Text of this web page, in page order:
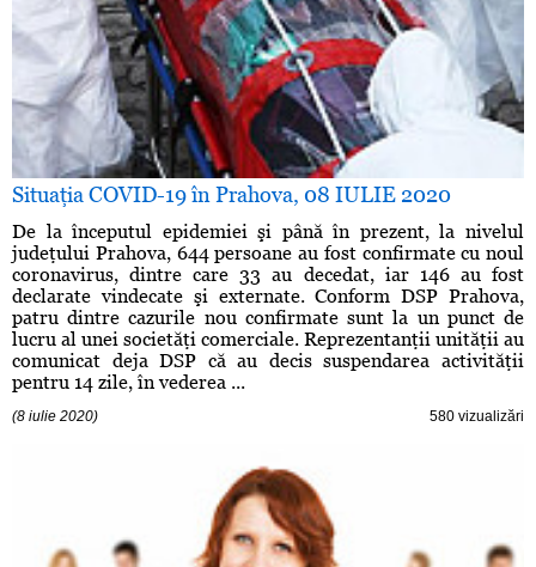
Situaţia COVID-19 în Prahova, 08 IULIE 2020
De la începutul epidemiei şi până în prezent, la nivelul
judeţului Prahova, 644 persoane au fost confirmate cu noul
coronavirus, dintre care 33 au decedat, iar 146 au fost
declarate vindecate şi externate. Conform DSP Prahova,
patru dintre cazurile nou confirmate sunt la un punct de
lucru al unei societăţi comerciale. Reprezentanţii unităţii au
comunicat deja DSP că au decis suspendarea activităţii
pentru 14 zile, în vederea ...
(8 iulie 2020) 580 vizualizări